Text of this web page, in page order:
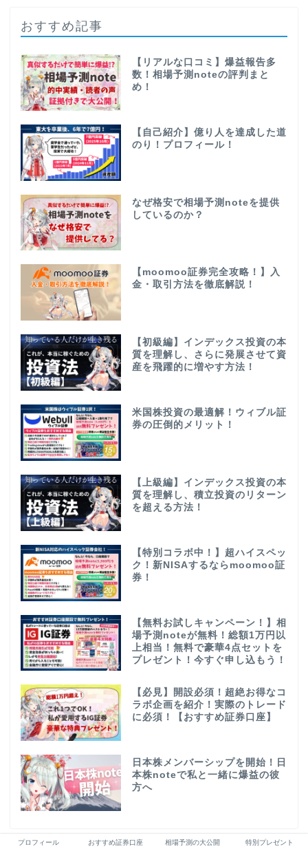
おすすめ記事
【リアルな口コミ】爆益報告多
数！相場予測noteの評判まと
め！
【自己紹介】億り人を達成した道
のり！プロフィール！
なぜ格安で相場予測noteを提供
しているのか？
【moomoo証券完全攻略！】入
金・取引方法を徹底解説！
【初級編】インデックス投資の本
質を理解し、さらに発展させて資
産を飛躍的に増やす方法！
米国株投資の最適解！ウィブル証
券の圧倒的メリット！
【上級編】インデックス投資の本
質を理解し、積立投資のリターン
を超える方法！
【特別コラボ中！】超ハイスペッ
ク！新NISAするならmoomoo証
券！
【無料お試しキャンペーン！】相
場予測noteが無料！総額1万円以
上相当！無料で豪華4点セットを
プレゼント！今すぐ申し込もう！
【必見】開設必須！超絶お得なコ
ラボ企画を紹介！実際のトレード
に必須！【おすすめ証券口座】
日本株メンバーシップを開始！日
本株noteで私と一緒に爆益の彼
方へ
プロフィール おすすめ証券口座 相場予測の大公開 特別プレゼント